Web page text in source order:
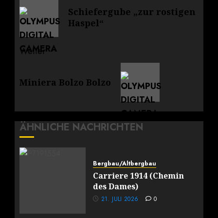
Vorheriger
Beitrag:
Schiefergube „zur rostigen
Haspel“
Weiter
Beitrag:
Miniera Bolzo Bolzo
ÄHNLICHE NACHRICHTEN
Bergbau/Altbergbau
Carriere 1914 (Chemin
des Dames)
21. JULI 2026 0